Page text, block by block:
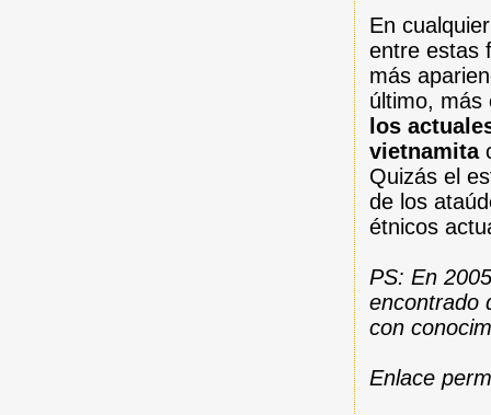
En
entre estas
más
último, más
los
vietnamita
Quizás el
de los
étnicos
PS: En
encontrado
con
Enlace